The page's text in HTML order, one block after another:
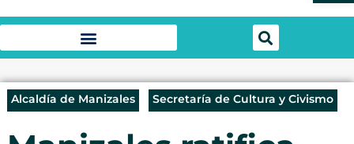
Alcaldía de Manizales Secretaría de Cultura y Civismo